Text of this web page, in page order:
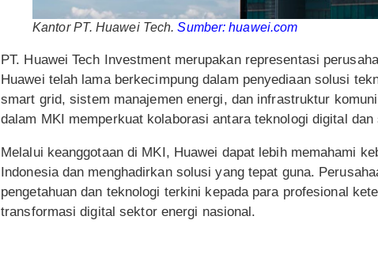
Kantor PT. Huawei Tech.Sumber: huawei.com
PT. Huawei Tech Investment merupakan representasi
Huawei telah lama berkecimpung dalam penyediaan solusi
smart grid, sistem manajemen energi, dan infrastruktur
dalam MKI memperkuat kolaborasi antara teknologi digital
Melalui keanggotaan di MKI, Huawei dapat lebih memahami
Indonesia dan menghadirkan solusi yang tepat guna.
pengetahuan dan teknologi terkini kepada para profesional
transformasi digital sektor energi nasional.